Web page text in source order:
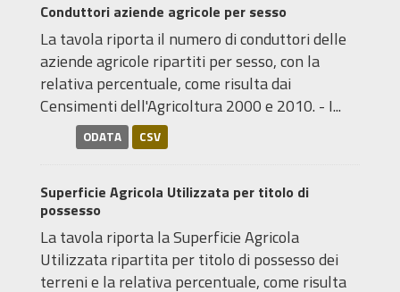
Conduttori aziende agricole per sesso
La tavola riporta il numero di conduttori delle
aziende agricole ripartiti per sesso, con la
relativa percentuale, come risulta dai
Censimenti dell'Agricoltura 2000 e 2010. - I...
ODATA CSV
Superficie Agricola Utilizzata per titolo di
possesso
La tavola riporta la Superficie Agricola
Utilizzata ripartita per titolo di possesso dei
terreni e la relativa percentuale, come risulta